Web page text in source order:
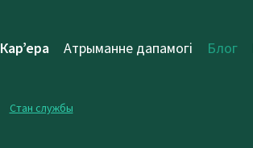
Кар’ера Атрыманне дапамогі Блог
Стан службы